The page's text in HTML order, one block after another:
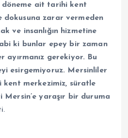
döneme ait tarihi kent
dokusuna zarar vermeden
ve insanlığın hizmetine
ki bunlar epey bir zaman
ayırmanız gerekiyor. Bu
esirgemiyoruz. Mersinliler
merkezimiz, süratle
yaraşır bir duruma